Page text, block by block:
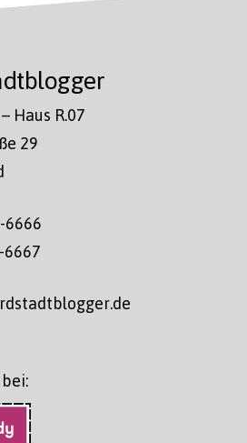
Haus R.07
29
6666
6667